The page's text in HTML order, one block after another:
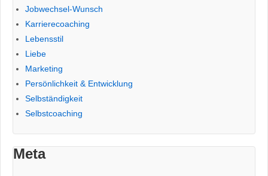
Jobwechsel-Wunsch
Karrierecoaching
Lebensstil
Liebe
Marketing
Persönlichkeit & Entwicklung
Selbständigkeit
Selbstcoaching
Meta